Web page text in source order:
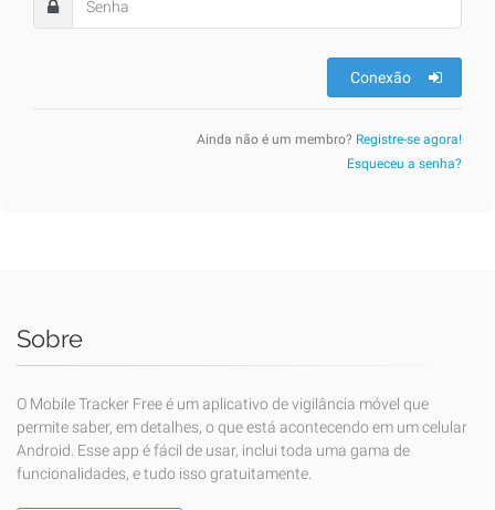
Conexão
Ainda não é um membro? Registre-se agora!
Esqueceu a senha?
Sobre
O Mobile Tracker Free é um aplicativo de vigilância móvel que
permite saber, em detalhes, o que está acontecendo em um celular
Android. Esse app é fácil de usar, inclui toda uma gama de
funcionalidades, e tudo isso gratuitamente.